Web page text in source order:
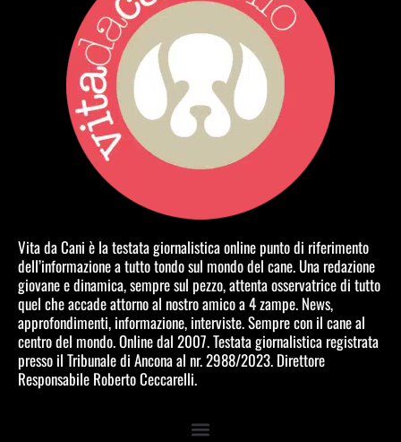
Vita da Cani è la testata giornalistica online punto di riferimento
dell’informazione a tutto tondo sul mondo del cane. Una redazione
giovane e dinamica, sempre sul pezzo, attenta osservatrice di tutto
quel che accade attorno al nostro amico a 4 zampe. News,
approfondimenti, informazione, interviste. Sempre con il cane al
centro del mondo. Online dal 2007. Testata giornalistica registrata
presso il Tribunale di Ancona al nr. 2988/2023. Direttore
Responsabile Roberto Ceccarelli.